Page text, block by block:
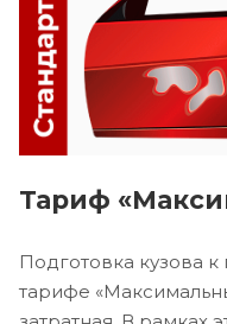
Тариф
Подготовка кузова
тарифе